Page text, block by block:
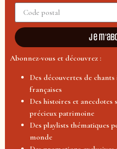
Je
Abonnez-vous et découvrez :
Des découvertes de
françaises
Des histoires et
précieux patrimoine
Des playlists thématiques
monde